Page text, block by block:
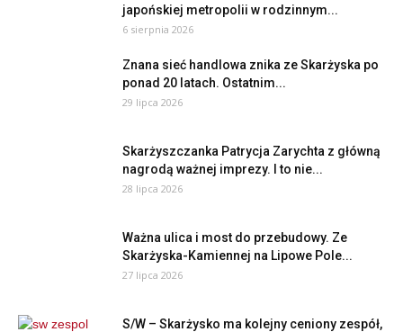
japońskiej metropolii w rodzinnym...
6 sierpnia 2026
Znana sieć handlowa znika ze Skarżyska po
ponad 20 latach. Ostatnim...
29 lipca 2026
Skarżyszczanka Patrycja Zarychta z główną
nagrodą ważnej imprezy. I to nie...
28 lipca 2026
Ważna ulica i most do przebudowy. Ze
Skarżyska-Kamiennej na Lipowe Pole...
27 lipca 2026
S/W – Skarżysko ma kolejny ceniony zespół,